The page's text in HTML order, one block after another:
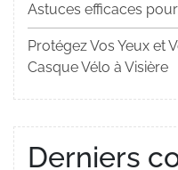
Astuces efficaces
Protégez Vos Yeux et
Casque Vélo à Visière
Derniers